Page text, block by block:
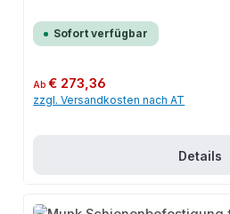
Sofort verfügbar
Regulärer Preis:
Ab€ 273,36
zzgl. Versandkosten nach AT
Details